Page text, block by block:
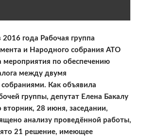
года Рабочая группа
и Народного собрания АТО
мероприятия по обеспечению
между двумя
Как объявила
группы, депутат Елена Бакалу
вторник, 28 июня, заседании,
анализу проведённой работы,
21 решение, имеющее